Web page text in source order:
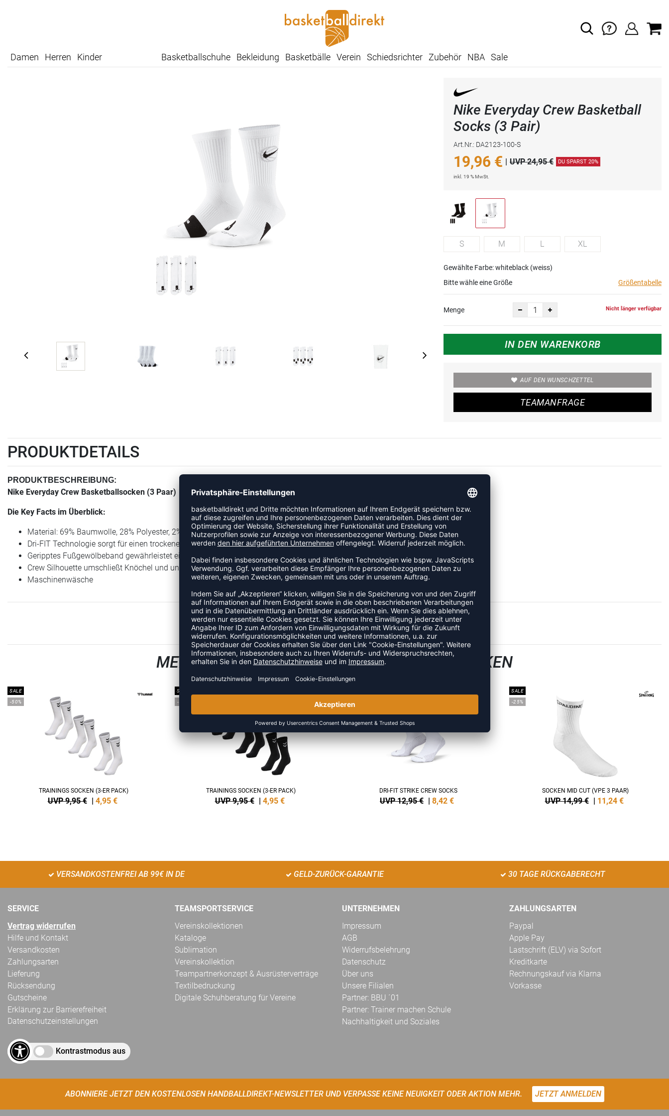
Damen Herren Kinder Basketballschuhe Bekleidung Basketbälle Verein Schiedsrichter Zubehör NBA Sale
Nike Everyday Crew Basketball
Socks (3 Pair)
Art.Nr.: DA2123-100-S
19,96 € | UVP 24,95 € DU SPARST 20%
inkl. 19 % MwSt.
S M L XL
Gewählte Farbe: whiteblack (weiss)
Bitte wähle eine Größe
Größentabelle
Menge Nicht länger verfügbar
IN DEN WARENKORB
AUF DEN WUNSCHZETTEL
TEAMANFRAGE
PRODUKTDETAILS
PRODUKTBESCHREIBUNG:
Nike Everyday Crew Basketballsocken (3 Paar)
Die Key Facts im Überblick:
Material: 69% Baumwolle, 28% Polyester, 2% Elastan, 1% Nylon
Dri-FIT Technologie sorgt für einen trockenen Tragekomfort
Geripptes Fußgewölbeband gewährleistet ein stützendes Tragegefühl
Crew Silhouette umschließt Knöchel und untere Wade
Maschinenwäsche
ZULETZT ANGESEHEN
MEHR AUS DER KATEGORIE BASKETBALLSOCKEN
SALE
-50%
TRAININGS SOCKEN (3-ER PACK)
UVP 9,95 € | 4,95 €
SALE
-50%
TRAININGS SOCKEN (3-ER PACK)
UVP 9,95 € | 4,95 €
DRI-FIT STRIKE CREW SOCKS
UVP 12,95 € | 8,42 €
SALE
-25%
SOCKEN MID CUT (VPE 3 PAAR)
UVP 14,99 € | 11,24 €
VERSANDKOSTENFREI AB 99€ IN DE GELD-ZURÜCK-GARANTIE 30 TAGE RÜCKGABERECHT
SERVICE
Vertrag widerrufen
Hilfe und Kontakt
Versandkosten
Zahlungsarten
Lieferung
Rücksendung
Gutscheine
Erklärung zur Barrierefreiheit
Datenschutzeinstellungen
Kontrastmodus aus
TEAMSPORTSERVICE
Vereinskollektionen
Kataloge
Sublimation
Vereinskollektion
Teampartnerkonzept & Ausrüsterverträge
Textilbedruckung
Digitale Schuhberatung für Vereine
UNTERNEHMEN
Impressum
AGB
Widerrufsbelehrung
Datenschutz
Über uns
Unsere Filialen
Partner: BBU ´01
Partner: Trainer machen Schule
Nachhaltigkeit und Soziales
ZAHLUNGSARTEN
Paypal
Apple Pay
Lastschrift (ELV) via Sofort
Kreditkarte
Rechnungskauf via Klarna
Vorkasse
ABONNIERE JETZT DEN KOSTENLOSEN HANDBALLDIREKT-NEWSLETTER UND VERPASSE KEINE NEUIGKEIT ODER AKTION MEHR. JETZT ANMELDEN